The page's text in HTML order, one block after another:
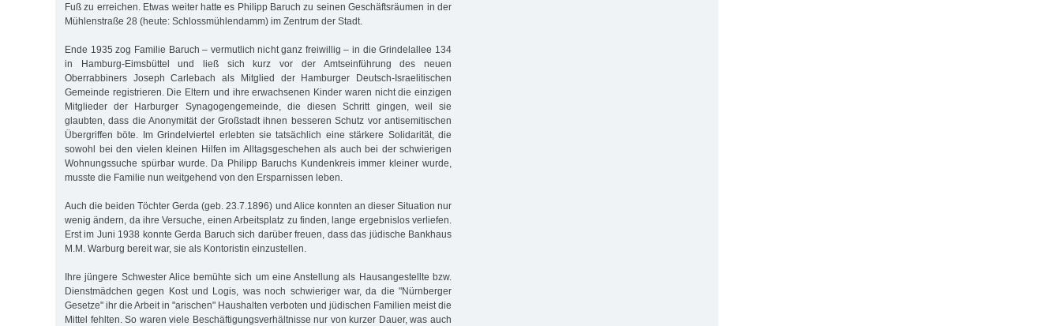
Fuß zu erreichen. Etwas weiter hatte es Philipp Baruch zu seinen Geschäftsräumen in der
Mühlenstraße 28 (heute: Schlossmühlendamm) im Zentrum der Stadt.
Ende 1935 zog Familie Baruch – vermutlich nicht ganz freiwillig – in die Grindelallee 134
in Hamburg-Eimsbüttel und ließ sich kurz vor der Amtseinführung des neuen
Oberrabbiners Joseph Carlebach als Mitglied der Hamburger Deutsch-Israelitischen
Gemeinde registrieren. Die Eltern und ihre erwachsenen Kinder waren nicht die einzigen
Mitglieder der Harburger Synagogengemeinde, die diesen Schritt gingen, weil sie
glaubten, dass die Anonymität der Großstadt ihnen besseren Schutz vor antisemitischen
Übergriffen böte. Im Grindelviertel erlebten sie tatsächlich eine stärkere Solidarität, die
sowohl bei den vielen kleinen Hilfen im Alltagsgeschehen als auch bei der schwierigen
Wohnungssuche spürbar wurde. Da Philipp Baruchs Kundenkreis immer kleiner wurde,
musste die Familie nun weitgehend von den Ersparnissen leben.
Auch die beiden Töchter Gerda (geb. 23.7.1896) und Alice konnten an dieser Situation nur
wenig ändern, da ihre Versuche, einen Arbeitsplatz zu finden, lange ergebnislos verliefen.
Erst im Juni 1938 konnte Gerda Baruch sich darüber freuen, dass das jüdische Bankhaus
M.M. Warburg bereit war, sie als Kontoristin einzustellen.
Ihre jüngere Schwester Alice bemühte sich um eine Anstellung als Hausangestellte bzw.
Dienstmädchen gegen Kost und Logis, was noch schwieriger war, da die "Nürnberger
Gesetze" ihr die Arbeit in "arischen" Haushalten verboten und jüdischen Familien meist die
Mittel fehlten. So waren viele Beschäftigungsverhältnisse nur von kurzer Dauer, was auch